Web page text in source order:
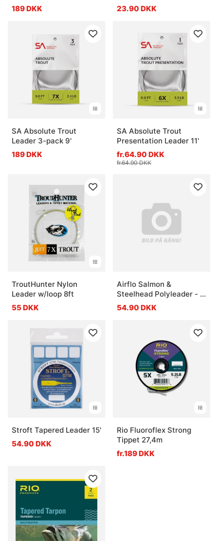
189 DKK
23.90 DKK
SA Absolute Trout
Leader 3-pack 9'
189 DKK
SA Absolute Trout
Presentation Leader 11'
fr.64.90 DKK
fr.64.90 DKK
TroutHunter Nylon
Leader w/loop 8ft
55 DKK
Airflo Salmon &
Steelhead Polyleader - 5'
Clear Hover
54.90 DKK
Stroft Tapered Leader 15'
54.90 DKK
Rio Fluoroflex Strong
Tippet 27,4m
fr.189 DKK